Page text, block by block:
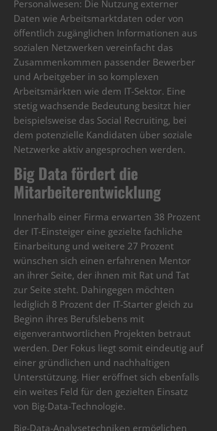
Personalwesen: Die Nutzung externer
Daten wie Arbeitsmarktdaten oder von
öffentlich zugänglichen Informationen aus
sozialen Netzwerken vereinfacht das
Zusammenkommen passender Bewerber
und Arbeitgeber in so komplexen
Arbeitsmärkten wie dem IT-Sektor. Eine
stetig wachsende Bedeutung besitzt hier
beispielsweise das Social Recruiting, bei
dem potenzielle Kandidaten über soziale
Netzwerke aktiv angesprochen werden.
Big Data fördert die
Mitarbeiterentwicklung
Innerhalb einer Firma erwarten 38 Prozent
der IT-Einsteiger eine gezielte fachliche
Einarbeitung und weitere 27 Prozent
wünschen sich einen erfahrenen Mentor
an ihrer Seite, der ihnen mit Rat und Tat
zur Seite steht. Dahingegen möchten
lediglich 8 Prozent der IT-Starter gleich zu
Beginn ihres Berufslebens mit
eigenverantwortlichen Projekten betraut
werden. Der Fokus liegt somit eindeutig auf
einer gründlichen und nachhaltigen
Unterstützung. Hier eröffnet sich ebenfalls
ein weites Feld für den gezielten Einsatz
von Big-Data-Technologie.
Big-Data-Analysetechniken ermöglichen